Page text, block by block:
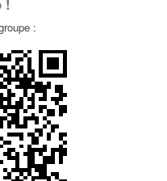
!
:
aimez bien
,Fraja34
Nicolas ,Fraja34